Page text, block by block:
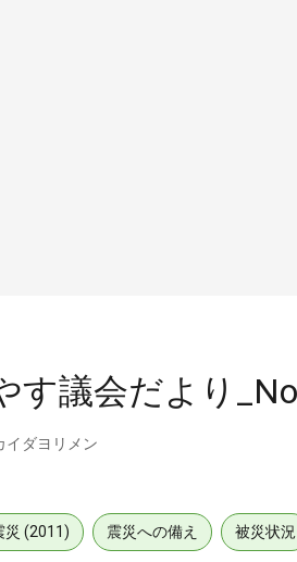
す議会だより
イダヨリメン
災 (2011) 震災への備え 被災状況